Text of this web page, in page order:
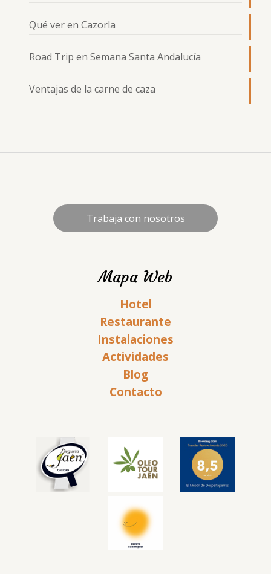
Qué ver en Cazorla
Road Trip en Semana Santa Andalucía
Ventajas de la carne de caza
Trabaja con nosotros
Mapa Web
Hotel
Restaurante
Instalaciones
Actividades
Blog
Contacto